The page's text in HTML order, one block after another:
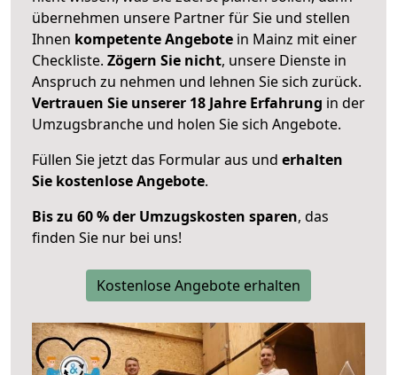
übernehmen unsere Partner für Sie und stellen
Ihnen kompetente Angebote in Mainz mit einer
Checkliste. Zögern Sie nicht, unsere Dienste in
Anspruch zu nehmen und lehnen Sie sich zurück.
Vertrauen Sie unserer 18 Jahre Erfahrung in der
Umzugsbranche und holen Sie sich Angebote.
Füllen Sie jetzt das Formular aus und erhalten
Sie kostenlose Angebote.
Bis zu 60 % der Umzugskosten sparen, das
finden Sie nur bei uns!
Kostenlose Angebote erhalten